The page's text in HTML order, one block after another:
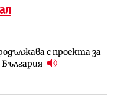
с проекта за
България